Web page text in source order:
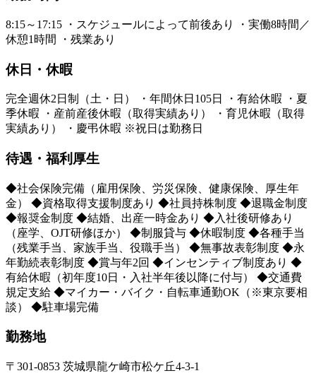
8:15～17:15 ・スケジュールによって前後あり ・実働8時間／
休憩1時間 ・残業あり
休日・休暇
完全週休2日制（土・日） ・年間休日105日 ・有給休暇 ・夏
季休暇 ・産前産後休暇（取得実績あり） ・育児休暇（取得
実績あり） ・慶弔休暇 ※祝日は勤務日
待遇・福利厚生
◆社会保険完備（雇用保険、労災保険、健康保険、厚生年
金） ◆資格取得支援制度あり ◆社員持株制度 ◆退職金制度
◆報奨金制度 ◆結婚、出産一時金あり ◆入社後研修あり
（座学、OJT研修ほか） ◆制服貸与 ◆休暇制度 ◆各種手当
（残業手当、家族手当、役職手当） ◆無事故表彰制度 ◆永
年勤続表彰制度 ◆賞与年2回 ◆インセンティブ制度あり ◆
有給休暇（初年度10日・入社半年後以降に付与） ◆交通費
規定支給 ◆マイカー・バイク・自転車通勤OK（※東京要相
談） ◆駐車場完備
勤務地
〒301-0853 茨城県龍ケ崎市松ケ丘4‐3‐1